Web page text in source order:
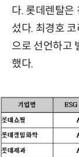
다. 롯데렌탈은
섰다. 최경호
으로 선언하고
했다.